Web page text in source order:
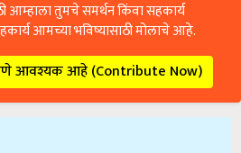
आम्हाला तुमचे समर्थन किंवा सहकार्य
आमच्या भविष्यासाठी मोलाचे आहे.
आवश्यक आहे (Contribute Now)